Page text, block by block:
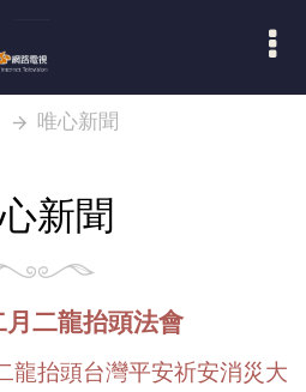
唯心新聞
新聞
二龍抬頭法會
龍抬頭台灣平安祈安消災大